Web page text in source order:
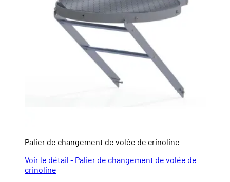
Palier de changement de volée de crinoline
Voir le détail - Palier de changement de volée de
crinoline